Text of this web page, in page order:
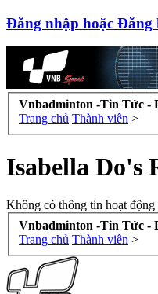
Đăng nhập hoặc Đăng
Vnbadminton -Tin Tức -
Trang chủ Thành viên >
Isabella Do's
Không có thông tin hoạt động
Vnbadminton -Tin Tức -
Trang chủ Thành viên >